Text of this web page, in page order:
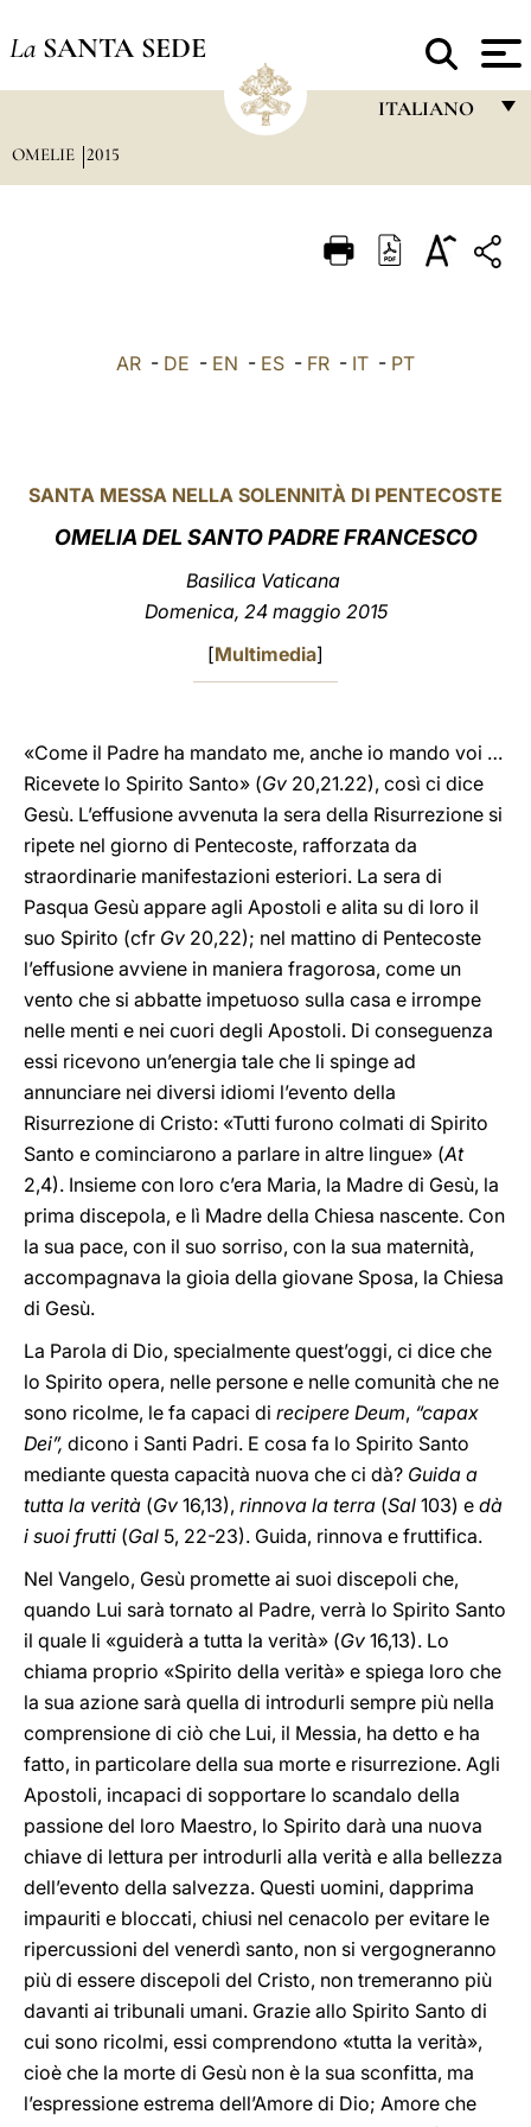
La SANTA SEDE
ITALIANO
ITALIANO
中文
OMELIE 2015
AR - DE - EN - ES - FR - IT - PT
SANTA MESSA NELLA SOLENNITÀ DI PENTECOSTE
OMELIA DEL SANTO PADRE FRANCESCO
Basilica Vaticana
Domenica, 24 maggio 2015
[Multimedia]
«Come il Padre ha mandato me, anche io mando voi …
Ricevete lo Spirito Santo» (Gv 20,21.22), così ci dice
Gesù. L’effusione avvenuta la sera della Risurrezione si
ripete nel giorno di Pentecoste, rafforzata da
straordinarie manifestazioni esteriori. La sera di
Pasqua Gesù appare agli Apostoli e alita su di loro il
suo Spirito (cfr Gv 20,22); nel mattino di Pentecoste
l’effusione avviene in maniera fragorosa, come un
vento che si abbatte impetuoso sulla casa e irrompe
nelle menti e nei cuori degli Apostoli. Di conseguenza
essi ricevono un’energia tale che li spinge ad
annunciare nei diversi idiomi l’evento della
Risurrezione di Cristo: «Tutti furono colmati di Spirito
Santo e cominciarono a parlare in altre lingue» (At
2,4). Insieme con loro c’era Maria, la Madre di Gesù, la
prima discepola, e lì Madre della Chiesa nascente. Con
la sua pace, con il suo sorriso, con la sua maternità,
accompagnava la gioia della giovane Sposa, la Chiesa
di Gesù.
La Parola di Dio, specialmente quest’oggi, ci dice che
lo Spirito opera, nelle persone e nelle comunità che ne
sono ricolme, le fa capaci di recipere Deum, “capax
Dei”, dicono i Santi Padri. E cosa fa lo Spirito Santo
mediante questa capacità nuova che ci dà? Guida a
tutta la verità (Gv 16,13), rinnova la terra (Sal 103) e dà
i suoi frutti (Gal 5, 22-23). Guida, rinnova e fruttifica.
Nel Vangelo, Gesù promette ai suoi discepoli che,
quando Lui sarà tornato al Padre, verrà lo Spirito Santo
il quale li «guiderà a tutta la verità» (Gv 16,13). Lo
chiama proprio «Spirito della verità» e spiega loro che
la sua azione sarà quella di introdurli sempre più nella
comprensione di ciò che Lui, il Messia, ha detto e ha
fatto, in particolare della sua morte e risurrezione. Agli
Apostoli, incapaci di sopportare lo scandalo della
passione del loro Maestro, lo Spirito darà una nuova
chiave di lettura per introdurli alla verità e alla bellezza
dell’evento della salvezza. Questi uomini, dapprima
impauriti e bloccati, chiusi nel cenacolo per evitare le
ripercussioni del venerdì santo, non si vergogneranno
più di essere discepoli del Cristo, non tremeranno più
davanti ai tribunali umani. Grazie allo Spirito Santo di
cui sono ricolmi, essi comprendono «tutta la verità»,
cioè che la morte di Gesù non è la sua sconfitta, ma
l’espressione estrema dell’Amore di Dio; Amore che